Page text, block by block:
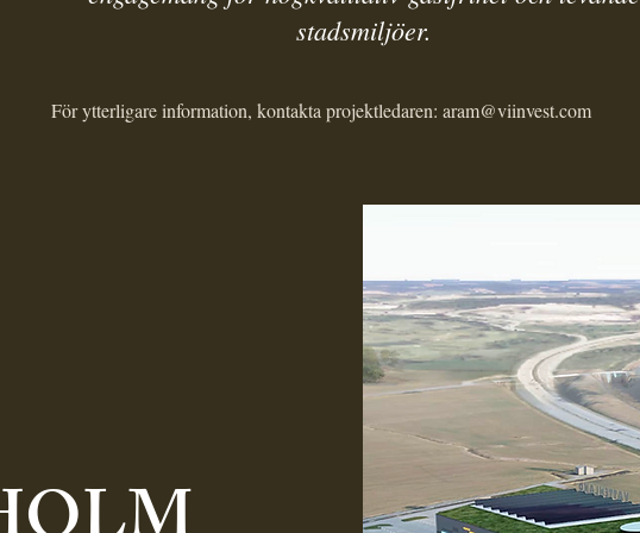
stadsmiljöer.
För ytterligare information, kontakta projektledaren: aram@viinvest.com